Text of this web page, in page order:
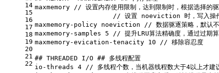
14
15
16
17
18
19
20
21
22
maxmemory // 设置内存使用限制，达到限制时，根据选择
// 设置 noeviction 时，写入操作
maxmemory-policy noeviction // 数据驱逐策略，默认不
maxmemory-samples 5 // 提升LRU算法精确度，通过过期算
maxmemory-evication-tenacity 10 // 移除容忍度
## THREADED I/O ## 多线程配置
io-threads 4 // 多线程个数，当机器线程数大于4以上才建议